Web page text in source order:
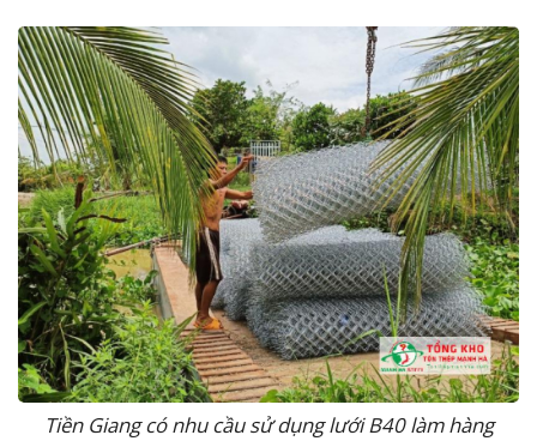
Tiền Giang có nhu cầu sử dụng lưới B40 làm hàng